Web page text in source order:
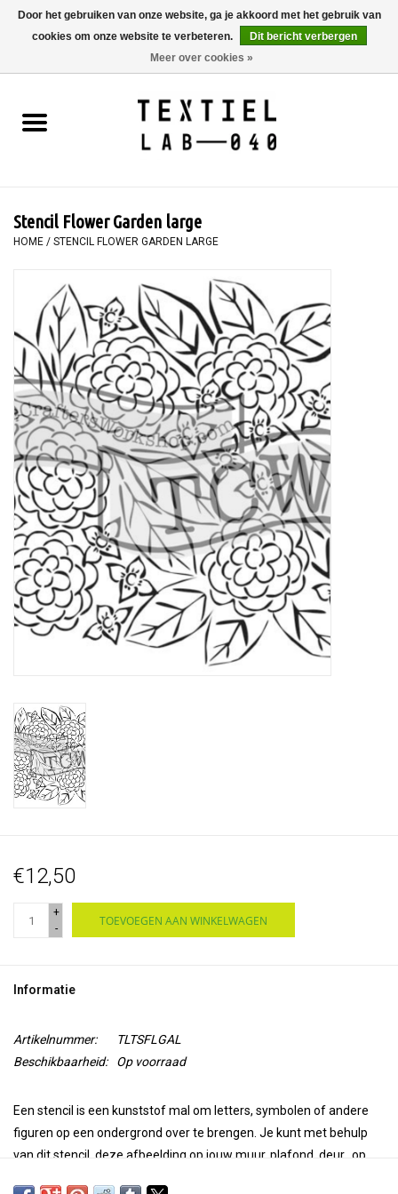
0 Artikelen - €0,00
BOEKEN
SCHILDEREN
WORKSHOPS
SPECIALS
TOOLS
Blog
Stencil Flower Garden large
HOME / STENCIL FLOWER GARDEN LARGE
€12,50
+
-
TOEVOEGEN AAN WINKELWAGEN
Informatie
Artikelnummer:
TLTSFLGAL
Beschikbaarheid:
Op voorraad
Een stencil is een kunststof mal om letters, symbolen of andere
figuren op een ondergrond over te brengen. Je kunt met behulp
van dit stencil, deze afbeelding op jouw muur, plafond, deur, op
Door het gebruiken van onze website, ga je akkoord met het gebruik van
cookies om onze website te verbeteren.
Dit bericht verbergen
Meer over cookies »